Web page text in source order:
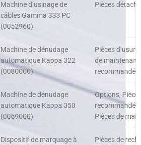
Machine d’usinage de
câbles Gamma 333 PC
(0052960)
Pièces
Machine de dénudage
automatique Kappa 322
(0080000)
Pièces
de
Machine de dénudage
automatique Kappa 350
(0069000)
Options,
Pièces de
Dispositif de marquage à Pièces de